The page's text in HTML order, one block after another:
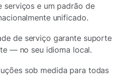
serviços e um padrão de
unificado.
de serviço garante suporte
— no seu idioma local.
sob medida para todas